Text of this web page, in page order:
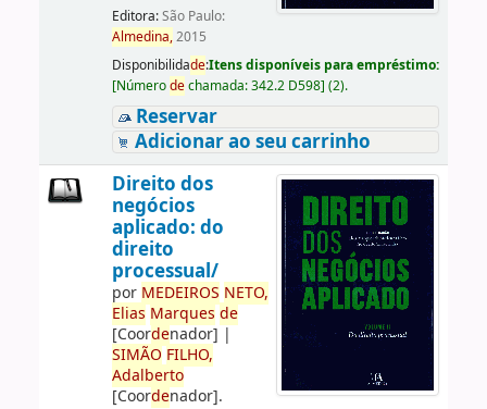
Editora:São Paulo:
Almedina,2015
Disponibilidade:Itens disponíveis para empréstimo:
[Númerodechamada:342.2 D598] (2).
Reservar
Adicionar ao seu carrinho
Direito dos
negócios
aplicado: do
direito
processual/
por MEDEIROS NETO,
Elias Marques de
[Coordenador] |
SIMÃO FILHO,
Adalberto
[Coordenador].